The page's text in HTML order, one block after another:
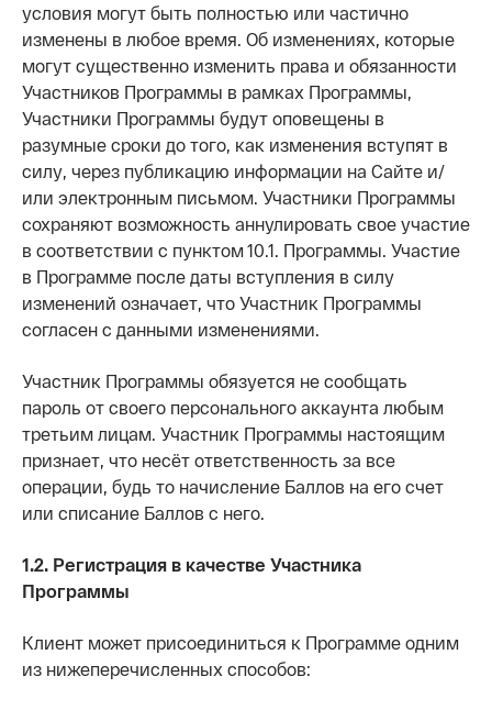
условия могут быть полностью или частично
изменены в любое время. Об изменениях, которые
могут существенно изменить права и обязанности
Участников Программы в рамках Программы,
Участники Программы будут оповещены в
разумные сроки до того, как изменения вступят в
силу, через публикацию информации на Сайте и/
или электронным письмом. Участники Программы
сохраняют возможность аннулировать свое участие
в соответствии c пунктом 10.1. Программы. Участие
в Программе после даты вступления в силу
изменений означает, что Участник Программы
согласен с данными изменениями.
Участник Программы обязуется не сообщать
пароль от своего персонального аккаунта любым
третьим лицам. Участник Программы настоящим
признает, что несёт ответственность за все
операции, будь то начисление Баллов на его счет
или списание Баллов с него.
1.2. Регистрация в качестве Участника
Программы
Клиент может присоединиться к Программе одним
из нижеперечисленных способов: